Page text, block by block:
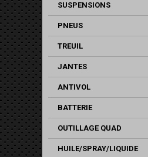
SUSPENSIONS
PNEUS
TREUIL
JANTES
ANTIVOL
BATTERIE
OUTILLAGE QUAD
HUILE/SPRAY/LIQUIDE